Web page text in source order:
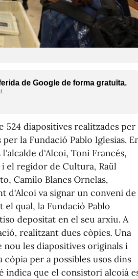
de Google de forma gratuïta.
524 diapositives realitzades per
la Fundació Pablo Iglesias.
d'Alcoi, Toni Francés,
el regidor de Cultura, Raül
Camilo Blanes Ornelas,
d'Alcoi va signar un conveni de
qual, la Fundació Pablo
depositat en el seu arxiu. A
realitzant dues còpies. Una
nou les diapositives originals i
per a possibles usos dins
indica que el consistori alcoià